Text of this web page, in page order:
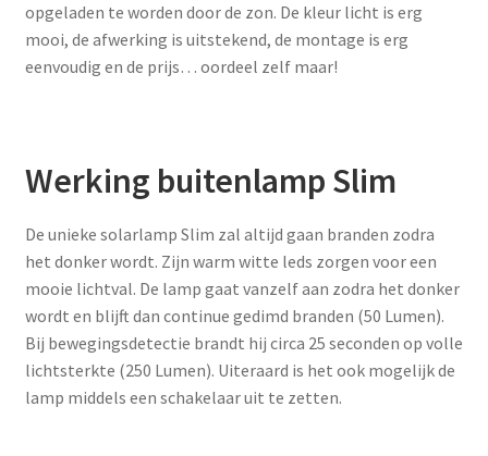
opgeladen te worden door de zon. De kleur licht is erg
mooi, de afwerking is uitstekend, de montage is erg
eenvoudig en de prijs… oordeel zelf maar!
Werking buitenlamp Slim
De unieke solarlamp Slim zal altijd gaan branden zodra
het donker wordt. Zijn warm witte leds zorgen voor een
mooie lichtval. De lamp gaat vanzelf aan zodra het donker
wordt en blijft dan continue gedimd branden (50 Lumen).
Bij bewegingsdetectie brandt hij circa 25 seconden op volle
lichtsterkte (250 Lumen). Uiteraard is het ook mogelijk de
lamp middels een schakelaar uit te zetten.